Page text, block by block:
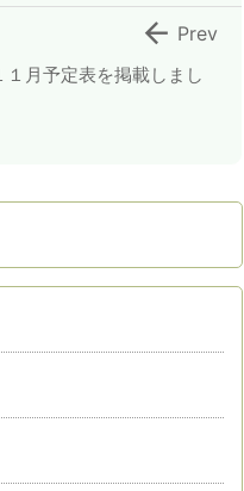
月予定表を掲載しまし
 Prev